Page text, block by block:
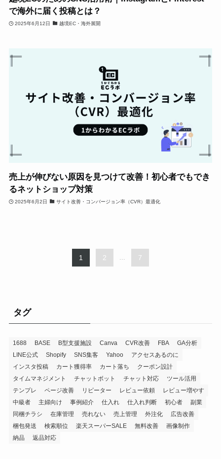
で海外に届く投稿とは？
2025年6月12日 越境EC・海外展開
売上が伸びない原因を見つけて改善！初心者でもでき
るネットショップ対策
2025年6月2日 サイト改善・コンバージョン率（CVR）最適化
1 2 ... 7
タグ
1688 BASE B型支援施設 Canva CVR改善 FBA
GA分析
LINE公式
Shopify SNS集客 Yahoo
アクセスあるのに
インスタ投稿
カート獲得率 カート落ち
クーポン設計
タイムマネジメント
チャットボット チャット対応
ツール活用
テンプレ
ページ改善 リピーター レビュー依頼
レビュー増やす
中級者
主婦向け 事例紹介 仕入れ 仕入れ判断 初心者
副業
同梱チラシ
在庫管理 売れない 売上管理 外注化
広告改善
梱包発送
検索順位 楽天スーパーSALE 無料改善
画像制作
納品
返品対応